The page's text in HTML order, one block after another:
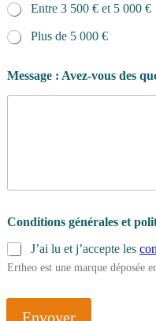
Entre 3 500 € et 5 000 €
Plus de 5 000 €
Message : Avez-vous des
Conditions générales et
J’ai lu et j’accepte les
Ertheo est une marque déposée
Envoyer